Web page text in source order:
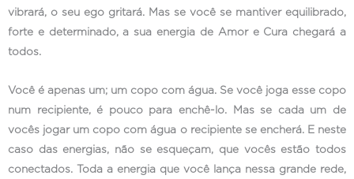
vibrará, o seu ego gritará. Mas se você se mantiver equilibrado,
forte e determinado, a sua energia de Amor e Cura chegará a
todos.
Você é apenas um; um copo com água. Se você joga esse copo
num recipiente, é pouco para enchê-lo. Mas se cada um de
vocês jogar um copo com água o recipiente se encherá. E neste
caso das energias, não se esqueçam, que vocês estão todos
conectados. Toda a energia que você lança nessa grande rede,